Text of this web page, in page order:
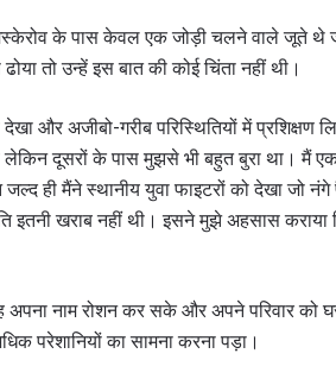
के पास केवल एक जोड़ी चलने वाले जूते थे
तो उन्हें इस बात की कोई चिंता नहीं थी।
और अजीबो-गरीब परिस्थितियों में प्रशिक्षण
लेकिन दूसरों के पास मुझसे भी बहुत बुरा था। मैं
ही मैंने स्थानीय युवा फाइटरों को देखा जो
इतनी खराब नहीं थी। इसने मुझे अहसास कराया
अपना नाम रोशन कर सके और अपने परिवार
परेशानियों का सामना करना पड़ा।
IN THE KNOW